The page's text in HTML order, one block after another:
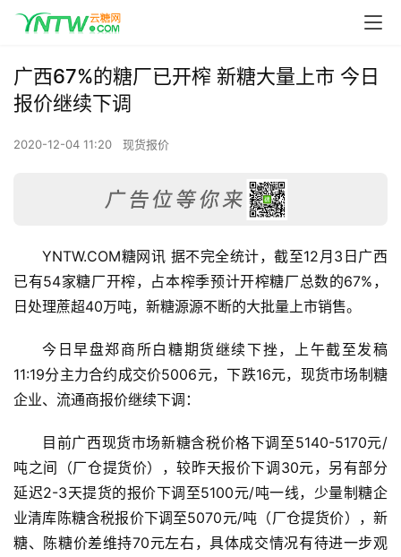
广西67%的糖厂已开榨 新糖大量上市 今日
报价继续下调
2020-12-04 11:20 现货报价
YNTW.COM糖网讯 据不完全统计，截至12月3日广西
已有54家糖厂开榨，占本榨季预计开榨糖厂总数的67%，
日处理蔗超40万吨，新糖源源不断的大批量上市销售。
今日早盘郑商所白糖期货继续下挫，上午截至发稿
11:19分主力合约成交价5006元，下跌16元，现货市场制糖
企业、流通商报价继续下调：
目前广西现货市场新糖含税价格下调至5140-5170元/
吨之间（厂仓提货价），较昨天报价下调30元，另有部分
延迟2-3天提货的报价下调至5100元/吨一线，少量制糖企
业清库陈糖含税报价下调至5070元/吨（厂仓提货价），新
糖、陈糖价差维持70元左右，具体成交情况有待进一步观